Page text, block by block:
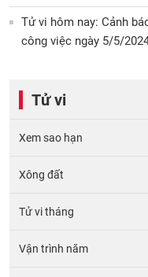
Tử vi hôm nay: Cảnh
công việc ngày 5/5/
Tử vi
Xem sao hạn
Xông đất
Tử vi tháng
Vận trình năm